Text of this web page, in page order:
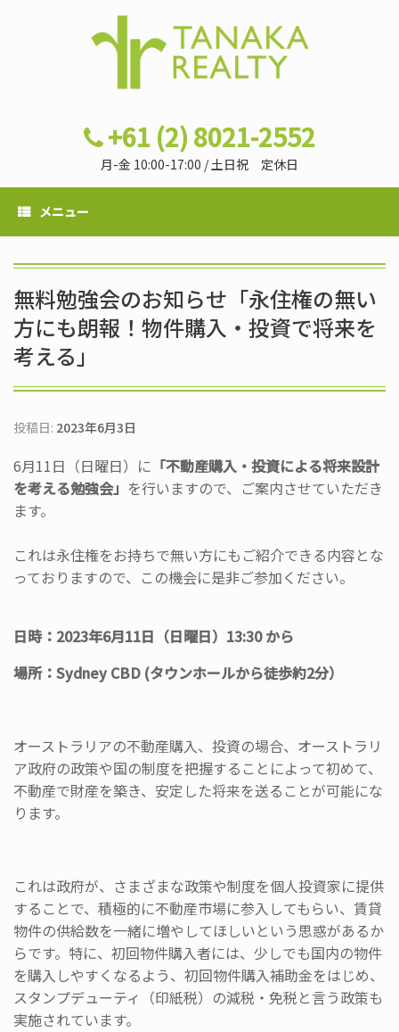
+61 (2) 8021-2552
月-金 10:00-17:00 / 土日祝 定休日
メニュー
無料勉強会のお知らせ「永住権の無い
方にも朗報！物件購入・投資で将来を
考える」
投稿日: 2023年6月3日
6月11日（日曜日）に 「不動産購入・投資による将来設計
を考える勉強会」 を行いますので、ご案内させていただき
ます。
これは永住権をお持ちで無い方にもご紹介できる内容とな
っており ますので、この機会に是非ご参加ください。
日時：2023年6月11日（日曜日）13:30 から
場所：Sydney CBD (タウンホールから徒歩約2分）
オーストラリアの不動産購入、投資の場合、オーストラリ
ア政府の政策や国の制度を把握することによって初めて、
不動産で財産を築き、安定した将来を送ることが可能にな
ります。
これは政府が、さまざまな政策や制度を個人投資家に提供
することで、積極的に不動産市場に参入してもらい、賃貸
物件の供給数を一緒に増やしてほしいという思惑があるか
らです。特に、初回物件購入者には、少しでも国内の物件
を購入しやすくなるよう、初回物件購入補助金をはじめ、
スタンプデューティ（印紙税）の減税・免税と言う政策も
実施されています。